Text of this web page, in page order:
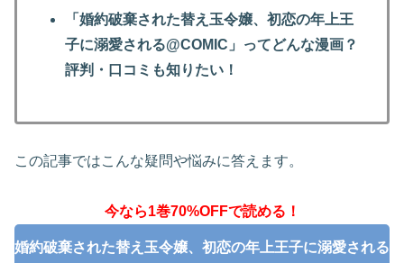
「婚約破棄された替え玉令嬢、初恋の年上王
子に溺愛される@COMIC」ってどんな漫画？
評判・口コミも知りたい！
この記事ではこんな疑問や悩みに答えます。
今なら1巻70%OFFで読める！
婚約破棄された替え玉令嬢、初恋の年上王子に溺愛される